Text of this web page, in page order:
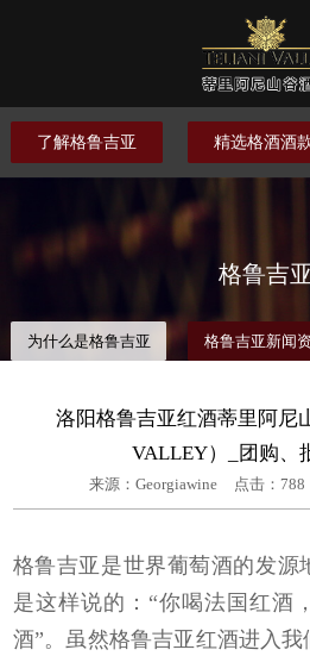
了解格鲁吉亚 精选格酒酒
格鲁吉亚
为什么是格鲁吉亚 格鲁吉亚新闻
洛阳格鲁吉亚红酒蒂里阿尼
VALLEY）_团购、
来源：Georgiawine 点击： 788
格鲁吉亚是世界葡萄酒的发源
是这样说的：“你喝法国红酒
酒”。虽然格鲁吉亚红酒进入